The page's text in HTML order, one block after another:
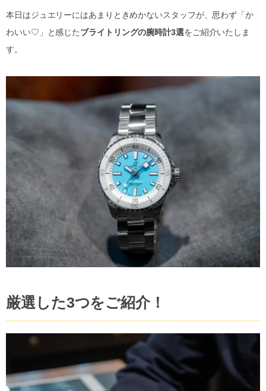
本日はジュエリーにはあまりときめかないスタッフが、思わず「か
わいい♡」と感じたブライトリングの腕時計3選をご紹介いたしま
す。
厳選した3つをご紹介！